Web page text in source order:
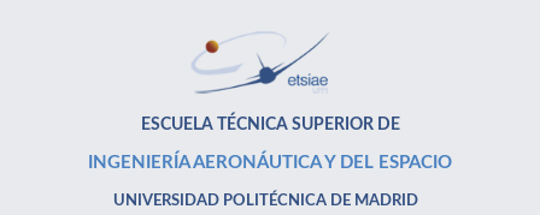
ESCUELA TÉCNICA SUPERIOR DE
INGENIERÍA AERONÁUTICA Y DEL ESPACIO
UNIVERSIDAD POLITÉCNICA DE MADRID